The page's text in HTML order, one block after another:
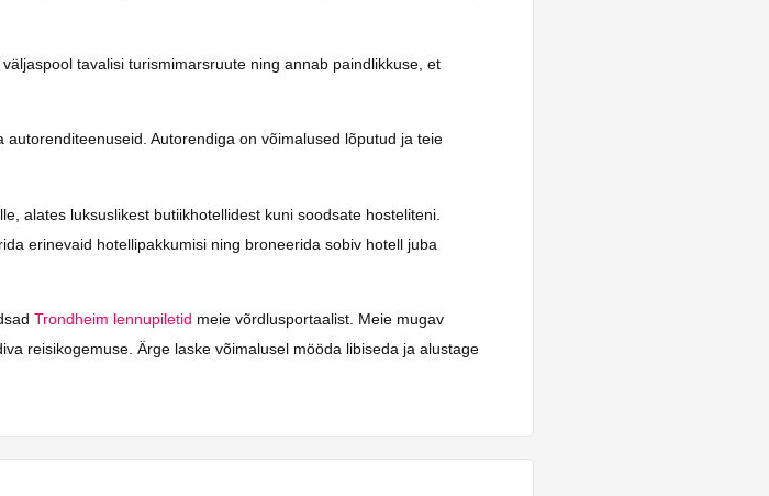
tavalisi turismimarsruute ning annab paindlikkuse, et
Autorendiga on võimalused lõputud ja teie
alates luksuslikest butiikhotellidest kuni soodsate hosteliteni.
erinevaid hotellipakkumisi ning broneerida sobiv hotell juba
Trondheim lennupiletid meie võrdlusportaalist. Meie mugav
reisikogemuse. Ärge laske võimalusel mööda libiseda ja alustage